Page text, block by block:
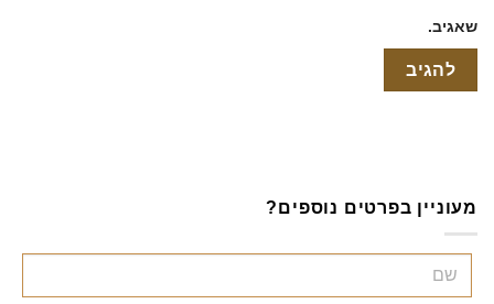
שאגיב.
מעוניין בפרטים נוספים?